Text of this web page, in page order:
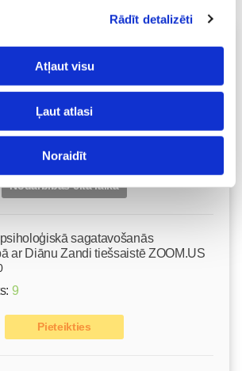
Rādīt detalizēti
Atļaut visu
Ļaut atlasi
Noraidīt
pēcdzemdību masāža, ķermeņa
klubā pie masāžas speciālistes Olgas
Nodarbības citā laikā
sagatavošanās
ar Diānu Zandi tiešsaistē ZOOM.US
9
Pieteikties